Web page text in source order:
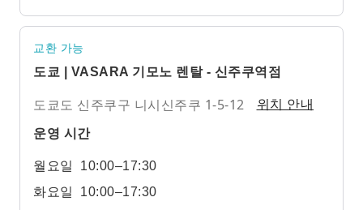
교환 가능
도쿄 | VASARA 기모노 렌탈 - 신주쿠역점
도쿄도 신주쿠구 니시신주쿠 1-5-12 위치 안내
운영 시간
월요일
10:00–17:30
화요일
10:00–17:30